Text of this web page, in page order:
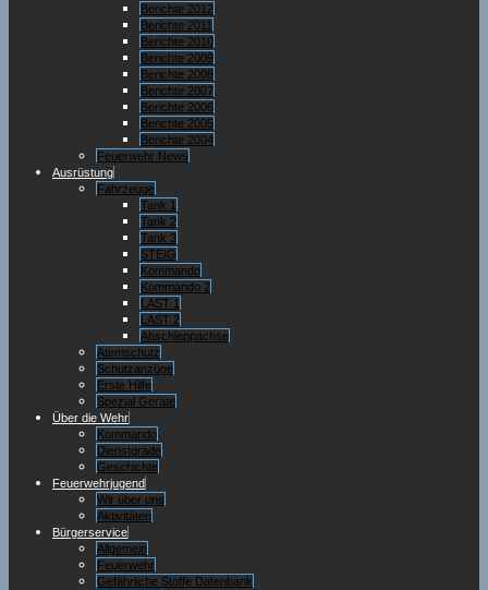
Berichte 2012
Berichte 2011
Berichte 2010
Berichte 2009
Berichte 2008
Berichte 2007
Berichte 2006
Berichte 2005
Berichte 2004
Feuerwehr News
Ausrüstung
Fahrzeuge
Tank 1
Tank 2
Tank 3
STEIG
Kommando
Kommando 2
LAST 1
LAST 2
Abschleppachse
Atemschutz
Schutzanzüge
Erste Hilfe
Spezial Geräte
Über die Wehr
Kommando
Dienstgrade
Geschichte
Feuerwehrjugend
Wir über uns
Aktivitäten
Bürgerservice
Allgemein
Feuerwehr
Gefährliche Stoffe Datenbank